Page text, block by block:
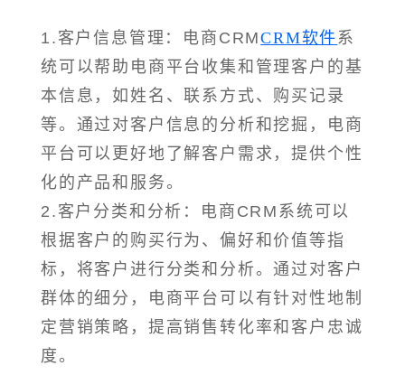
1.客户信息管理：电商CRMCRM软件系
统可以帮助电商平台收集和管理客户的基
本信息，如姓名、联系方式、购买记录
等。通过对客户信息的分析和挖掘，电商
平台可以更好地了解客户需求，提供个性
化的产品和服务。
2.客户分类和分析：电商CRM系统可以
根据客户的购买行为、偏好和价值等指
标，将客户进行分类和分析。通过对客户
群体的细分，电商平台可以有针对性地制
定营销策略，提高销售转化率和客户忠诚
度。